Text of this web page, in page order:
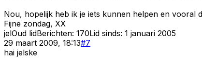
Nou, hopelijk heb ik je iets kunnen helpen en
Fijne zondag, XX
jelOud lidBerichten: 170Lid sinds: 1 januari 2005
29 maart 2009, 18:13#7
hai jelske